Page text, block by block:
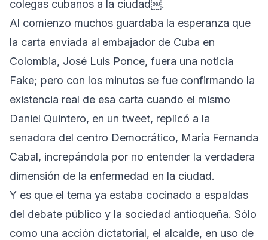
colegas cubanos a la ciudad￼.
Al comienzo muchos guardaba la esperanza que
la carta enviada al embajador de Cuba en
Colombia, José Luis Ponce, fuera una noticia
Fake; pero con los minutos se fue confirmando la
existencia real de esa carta cuando el mismo
Daniel Quintero, en un tweet, replicó a la
senadora del centro Democrático, María Fernanda
Cabal, increpándola por no entender la verdadera
dimensión de la enfermedad en la ciudad.
Y es que el tema ya estaba cocinado a espaldas
del debate público y la sociedad antioqueña. Sólo
como una acción dictatorial, el alcalde, en uso de